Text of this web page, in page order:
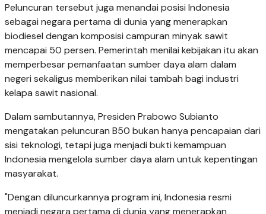
Peluncuran tersebut juga menandai posisi Indonesia
sebagai negara pertama di dunia yang menerapkan
biodiesel dengan komposisi campuran minyak sawit
mencapai 50 persen. Pemerintah menilai kebijakan itu akan
memperbesar pemanfaatan sumber daya alam dalam
negeri sekaligus memberikan nilai tambah bagi industri
kelapa sawit nasional.
Dalam sambutannya, Presiden Prabowo Subianto
mengatakan peluncuran B50 bukan hanya pencapaian dari
sisi teknologi, tetapi juga menjadi bukti kemampuan
Indonesia mengelola sumber daya alam untuk kepentingan
masyarakat.
"Dengan diluncurkannya program ini, Indonesia resmi
menjadi negara pertama di dunia yang menerapkan